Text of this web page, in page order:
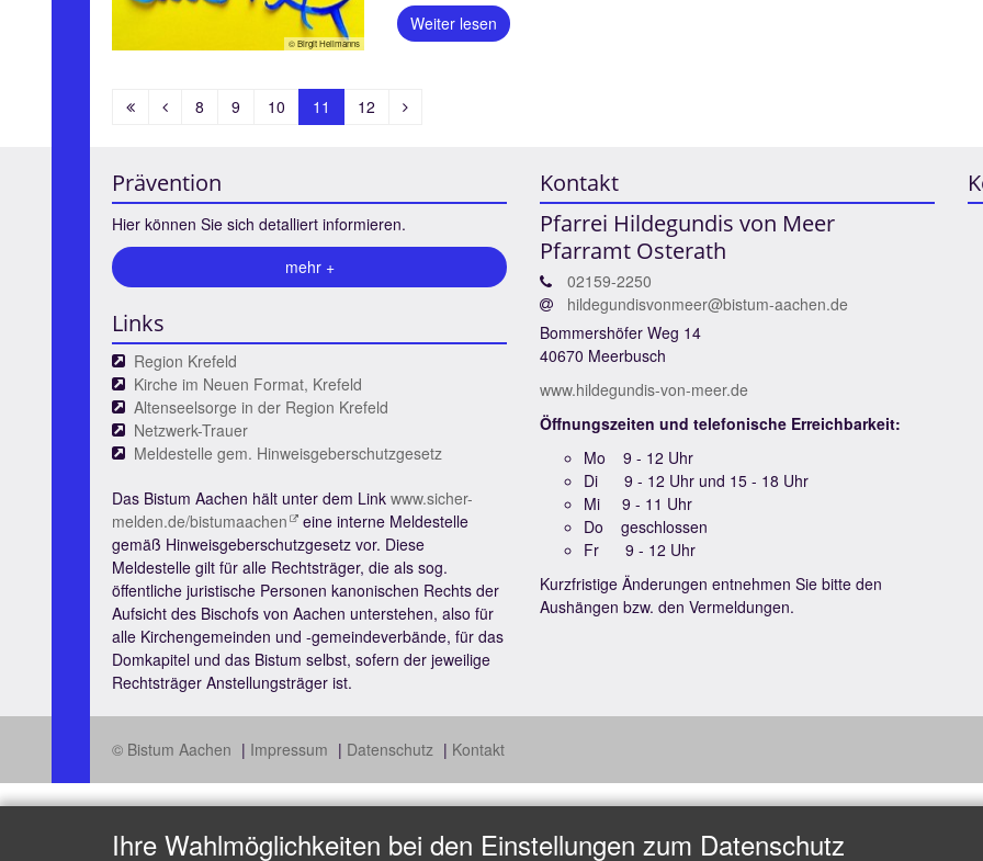
© Birgit Hellmanns
Weiter lesen
Erste Vorherige
8 9 10 11 12
Nächste
Prävention
Hier können Sie sich detalliert informieren.
mehr +
Links
Region Krefeld
Kirche im Neuen Format, Krefeld
Altenseelsorge in der Region Krefeld
Netzwerk-Trauer
Meldestelle gem. Hinweisgeberschutzgesetz
Das Bistum Aachen hält unter dem Link www.sicher-
melden.de/bistumaachen eine interne Meldestelle
gemäß Hinweisgeberschutzgesetz vor. Diese
Meldestelle gilt für alle Rechtsträger, die als sog.
öffentliche juristische Personen kanonischen Rechts der
Aufsicht des Bischofs von Aachen unterstehen, also für
alle Kirchengemeinden und -gemeindeverbände, für das
Domkapitel und das Bistum selbst, sofern der jeweilige
Rechtsträger Anstellungsträger ist.
Kontakt
Pfarrei Hildegundis von Meer
Pfarramt Osterath
02159-2250
hildegundisvonmeer@bistum-aachen.de
Bommershöfer Weg 14
40670 Meerbusch
www.hildegundis-von-meer.de
Öffnungszeiten und telefonische Erreichbarkeit:
Mo 9 - 12 Uhr
Di 9 - 12 Uhr und 15 - 18 Uhr
Mi 9 - 11 Uhr
Do geschlossen
Fr 9 - 12 Uhr
Kurzfristige Änderungen entnehmen Sie bitte den
Aushängen bzw. den Vermeldungen.
© Bistum Aachen Impressum Datenschutz Kontakt
Ihre Wahlmöglichkeiten bei den Einstellungen zum Datenschutz